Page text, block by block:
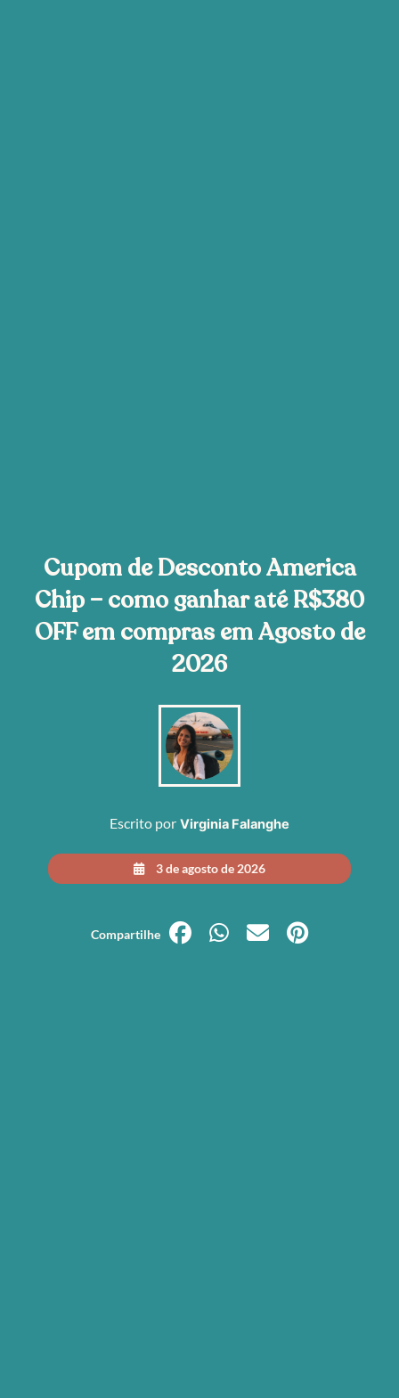
Cupom de Desconto America
Chip – como ganhar até R$380
OFF em compras em Agosto de
2026
Escrito por Virginia Falanghe
3 de agosto de 2026